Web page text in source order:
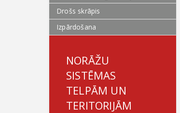
Drošs skrāpis
Izpārdošana
NORĀŽU
SISTĒMAS
TELPĀM UN
TERITORIJĀM